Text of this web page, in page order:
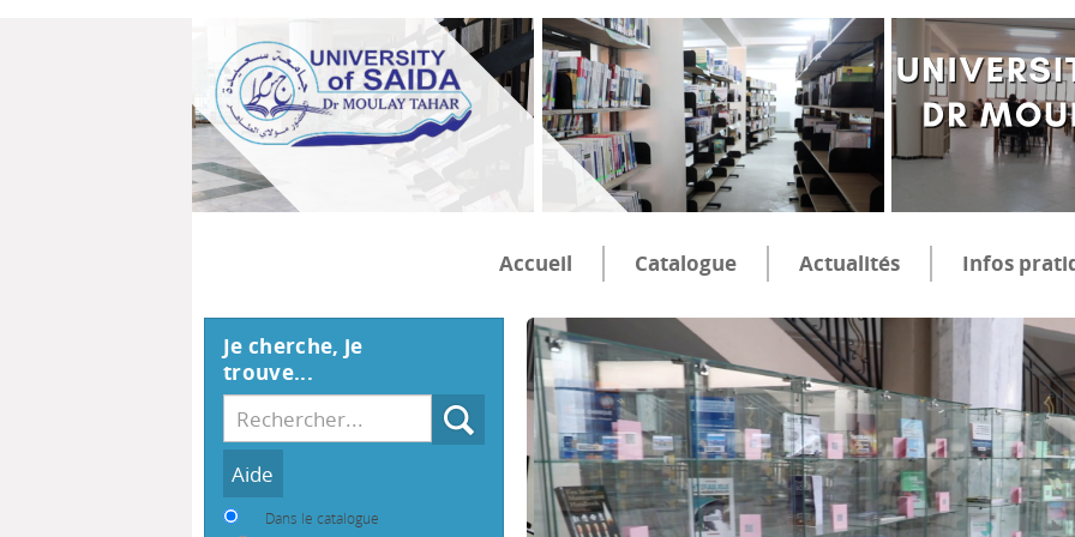
Accueil Catalogue Actualités Infos
Je cherche, je
trouve...
Recherche
Dans le catalogue